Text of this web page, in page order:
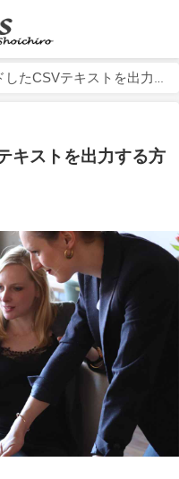
たCSVテキストを出力す
キストを出力する方